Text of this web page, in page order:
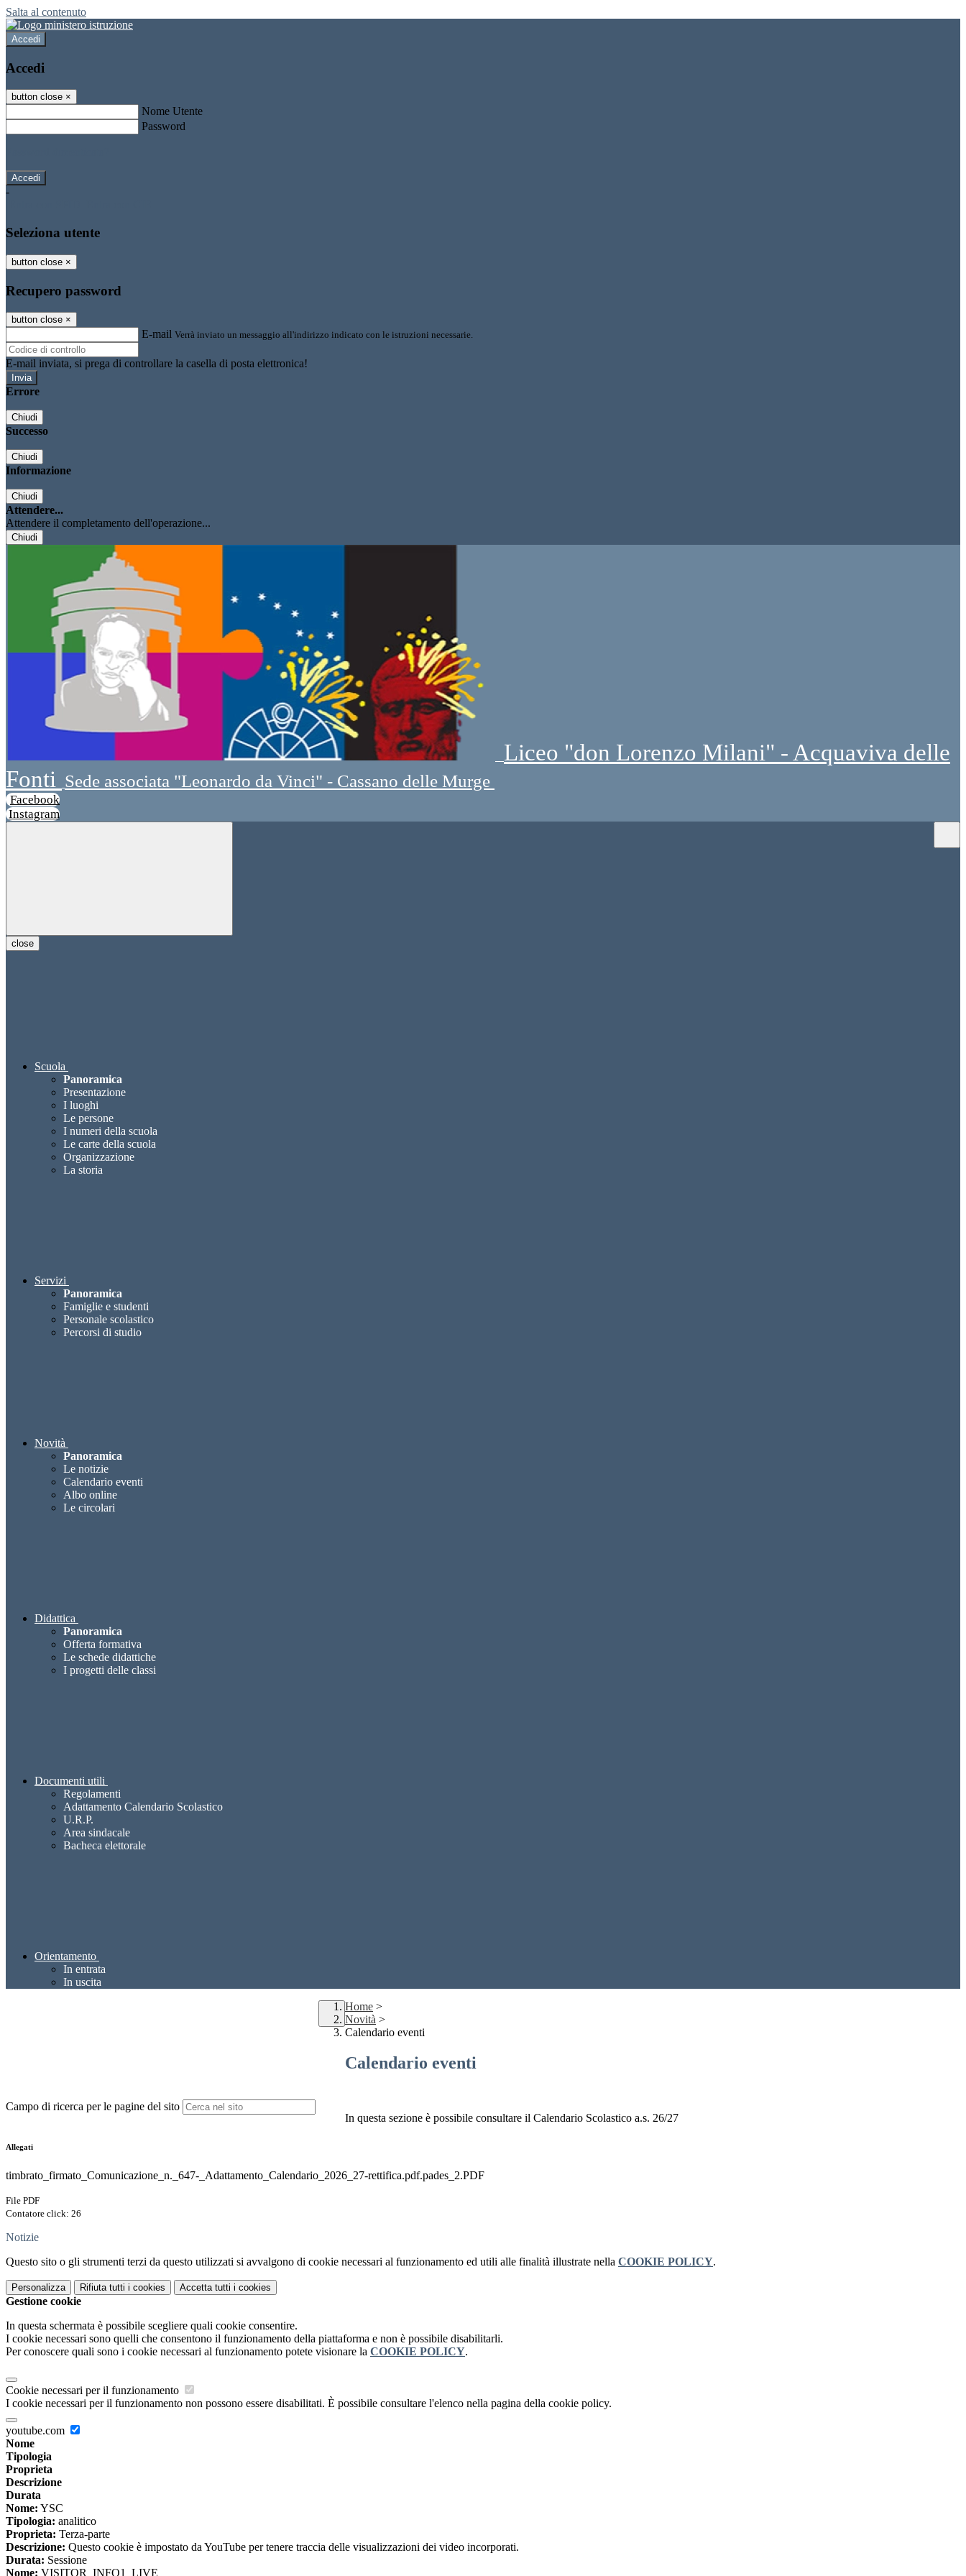
Salta al contenuto
Accedi
Accedi
button close ×
Nome Utente
Password
-
Seleziona utente
button close ×
Recupero password
button close ×
E-mail Verrà inviato un messaggio all'indirizzo indicato con le istruzioni necessarie.
E-mail inviata, si prega di controllare la casella di posta elettronica!
Errore
Chiudi
Successo
Chiudi
Informazione
Chiudi
Attendere...
Attendere il completamento dell'operazione...
Chiudi
Liceo "don Lorenzo Milani" - Acquaviva delle
Fonti Sede associata "Leonardo da Vinci" - Cassano delle Murge
Facebook
Instagram
close
Scuola
Panoramica
Presentazione
I luoghi
Le persone
I numeri della scuola
Le carte della scuola
Organizzazione
La storia
Servizi
Panoramica
Famiglie e studenti
Personale scolastico
Percorsi di studio
Novità
Panoramica
Le notizie
Calendario eventi
Albo online
Le circolari
Didattica
Panoramica
Offerta formativa
Le schede didattiche
I progetti delle classi
Documenti utili
Regolamenti
Adattamento Calendario Scolastico
U.R.P.
Area sindacale
Bacheca elettorale
Orientamento
In entrata
In uscita
Campo di ricerca per le pagine del sito
Home >
Novità >
Calendario eventi
Calendario eventi
In questa sezione è possibile consultare il Calendario Scolastico a.s. 26/27
Allegati
timbrato_firmato_Comunicazione_n._647-_Adattamento_Calendario_2026_27-rettifica.pdf.pades_2.PDF
File PDF
Contatore click: 26
Notizie
Questo sito o gli strumenti terzi da questo utilizzati si avvalgono di cookie necessari al funzionamento ed utili alle finalità illustrate nella COOKIE POLICY.
Personalizza Rifiuta tutti i cookies Accetta tutti i cookies
Gestione cookie
In questa schermata è possibile scegliere quali cookie consentire.
I cookie necessari sono quelli che consentono il funzionamento della piattaforma e non è possibile disabilitarli.
Per conoscere quali sono i cookie necessari al funzionamento potete visionare la COOKIE POLICY.
Cookie necessari per il funzionamento
I cookie necessari per il funzionamento non possono essere disabilitati. È possibile consultare l'elenco nella pagina della cookie policy.
youtube.com
Nome
Tipologia
Proprieta
Descrizione
Durata
Nome: YSC
Tipologia: analitico
Proprieta: Terza-parte
Descrizione: Questo cookie è impostato da YouTube per tenere traccia delle visualizzazioni dei video incorporati.
Durata: Sessione
Nome: VISITOR_INFO1_LIVE